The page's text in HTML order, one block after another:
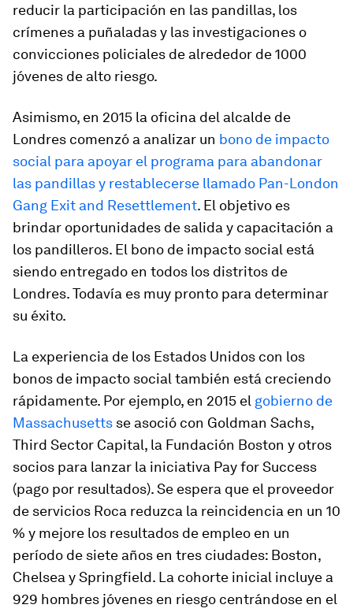
reducir la participación en las pandillas, los
crímenes a puñaladas y las investigaciones o
convicciones policiales de alrededor de 1000
jóvenes de alto riesgo.
Asimismo, en 2015 la oficina del alcalde de
Londres comenzó a analizar un bono de impacto
social para apoyar el programa para abandonar
las pandillas y restablecerse llamado Pan-London
Gang Exit and Resettlement. El objetivo es
brindar oportunidades de salida y capacitación a
los pandilleros. El bono de impacto social está
siendo entregado en todos los distritos de
Londres. Todavía es muy pronto para determinar
su éxito.
La experiencia de los Estados Unidos con los
bonos de impacto social también está creciendo
rápidamente. Por ejemplo, en 2015 el gobierno de
Massachusetts se asoció con Goldman Sachs,
Third Sector Capital, la Fundación Boston y otros
socios para lanzar la iniciativa Pay for Success
(pago por resultados). Se espera que el proveedor
de servicios Roca reduzca la reincidencia en un 10
% y mejore los resultados de empleo en un
período de siete años en tres ciudades: Boston,
Chelsea y Springfield. La cohorte inicial incluye a
929 hombres jóvenes en riesgo centrándose en el